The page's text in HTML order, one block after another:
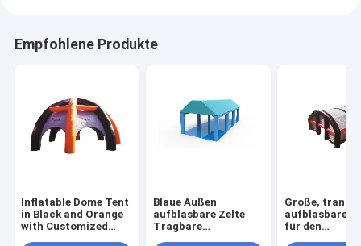
Empfohlene Produkte
Inflatable Dome Tent
in Black and Orange
with Customized
Blaue Außen
aufblasbare Zelte
Tragbare
Große,
aufblasbare
für den